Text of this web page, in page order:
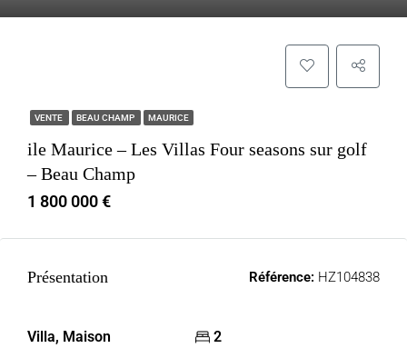
VENTE BEAU CHAMP MAURICE
ile Maurice – Les Villas Four seasons sur golf
– Beau Champ
1 800 000 €
Présentation Référence: HZ104838
Villa, Maison 2